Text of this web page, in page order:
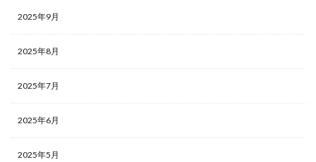
2025年9月
2025年8月
2025年7月
2025年6月
2025年5月